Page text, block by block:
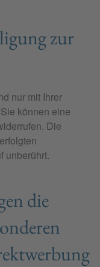
zur
nur mit Ihrer
können eine
Die
unberührt.
die